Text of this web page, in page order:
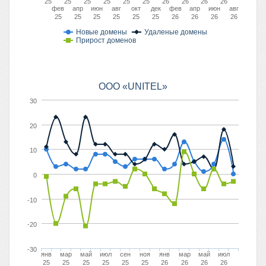
Новые домены
Удаленые домены
Прирост доменов
фев
25
апр
25
июн
25
авг
25
окт
25
дек
25
фев
26
апр
26
июн
26
авг
26
OOO «UNITEL»
янв
25
мар
25
май
25
июл
25
сен
25
ноя
25
янв
26
мар
26
май
26
июл
26
-30
-20
-10
0
10
20
30